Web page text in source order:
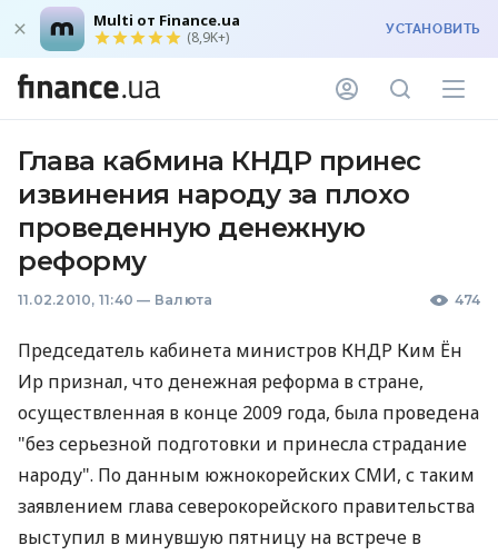
Multi от Finance.ua
(8,9K+) УСТАНОВИТЬ
Глава кабмина КНДР принес
извинения народу за плохо
проведенную денежную
реформу
11.02.2010, 11:40 — Валюта 474
Председатель кабинета министров КНДР Ким Ён
Ир признал, что денежная реформа в стране,
осуществленная в конце 2009 года, была проведена
"без серьезной подготовки и принесла страдание
народу". По данным южнокорейских СМИ, с таким
заявлением глава северокорейского правительства
выступил в минувшую пятницу на встрече в